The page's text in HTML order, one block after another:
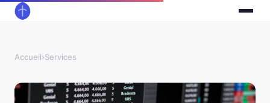
Accueil›Services